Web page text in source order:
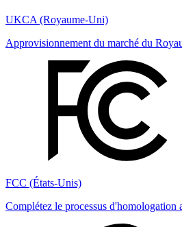
UKCA (Royaume-Uni)
Approvisionnement du marché du
FCC (États-Unis)
Complétez le processus d'homologation